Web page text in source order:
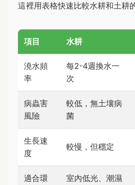
這裡用表格快速比較水耕和土耕
項目 水耕
澆水頻
率
每2-4週換水一
次
病蟲害
風險
較低，無土壤病
菌
生長速
度
較慢，但穩定
適合環
室內低光、潮濕